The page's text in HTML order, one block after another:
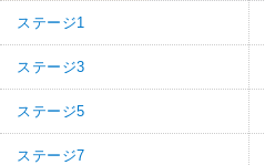
ステージ1
ステージ3
ステージ5
ステージ7